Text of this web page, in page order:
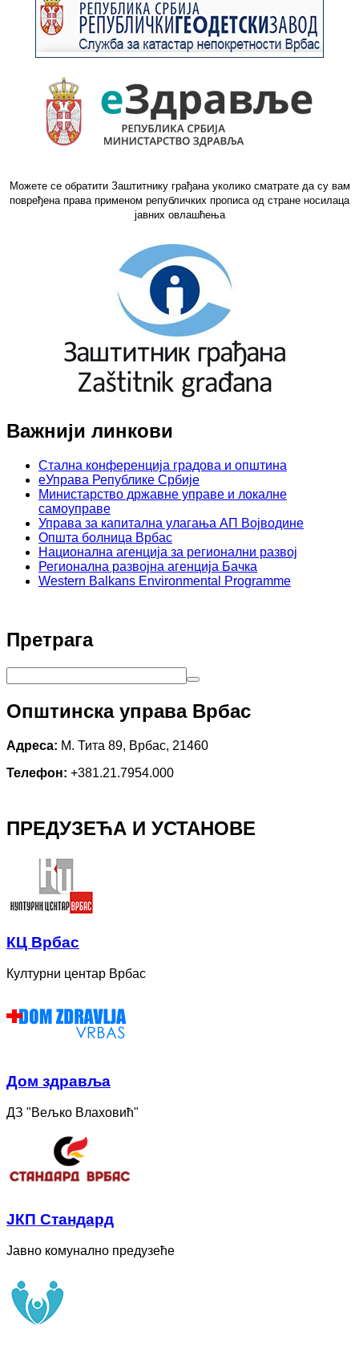
Можете се обратити Заштитнику грађана уколико сматрате да су вам
повређена права применом републичких прописа од стране носилаца
јавних овлашћења
Важнији линкови
Стална конференција градова и општина
еУправа Републике Србије
Министарство државне управе и локалне
самоуправе
Управа за капитална улагања АП Војводине
Општа болница Врбас
Национална агенција за регионални развој
Регионална развојна агенција Бачка
Western Balkans Environmental Programme
Претрага
Општинска управа Врбас
Адреса: М. Тита 89, Врбас, 21460
Телефон: +381.21.7954.000
ПРЕДУЗЕЋА И УСТАНОВЕ
КЦ Врбас
Културни центар Врбас
Дом здравља
ДЗ "Вељко Влаховић"
ЈКП Стандард
Јавно комунално предузеће